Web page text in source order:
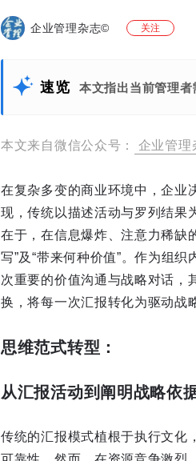
企业管理杂志© 关注
速览 本文指出当前管理者
本文来自微信公众号： 企业管理
在复杂多变的商业环境中，企业
现，传统以描述活动与罗列结果
在于，在信息爆炸、注意力稀缺
写”及“带来何种价值”。作为组
次重要的价值沟通与战略对话，
换，将每一次汇报转化为驱动战
思维范式转型：
从汇报活动到阐明战略依
传统的汇报模式植根于执行文化